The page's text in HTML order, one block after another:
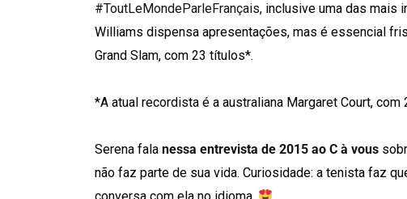
#ToutLeMondeParleFrançais, inclusive uma das mais
Williams dispensa apresentações, mas é essencial
Grand Slam, com 23 títulos*.
*A atual recordista é a australiana Margaret Court, com
Serena fala nessa entrevista de 2015 ao C à vous
não faz parte de sua vida. Curiosidade: a tenista faz